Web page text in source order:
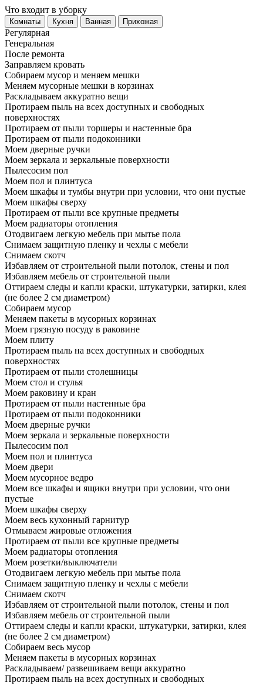
Что входит в уборку
Регу­лярная
Гене­ральная
После ремонта
Заправляем кровать
Собираем мусор и меняем мешки
Меняем мусорные мешки в корзинах
Раскладываем аккуратно вещи
Протираем пыль на всех доступных и свободных
поверхностях
Протираем от пыли торшеры и настенные бра
Протираем от пыли подоконники
Моем дверные ручки
Моем зеркала и зеркальные поверхности
Пылесосим пол
Моем пол и плинтуса
Моем шкафы и тумбы внутри при условии, что они пустые
Моем шкафы сверху
Протираем от пыли все крупные предметы
Моем радиаторы отопления
Отодвигаем легкую мебель при мытье пола
Снимаем защитную пленку и чехлы с мебели
Снимаем скотч
Избавляем от строительной пыли потолок, стены и пол
Избавляем мебель от строительной пыли
Оттираем следы и капли краски, штукатурки, затирки, клея
(не более 2 см диаметром)
Собираем мусор
Меняем пакеты в мусорных корзинах
Моем грязную посуду в раковине
Моем плиту
Протираем пыль на всех доступных и свободных
поверхностях
Протираем от пыли столешницы
Моем стол и стулья
Моем раковину и кран
Протираем от пыли настенные бра
Протираем от пыли подоконники
Моем дверные ручки
Моем зеркала и зеркальные поверхности
Пылесосим пол
Моем пол и плинтуса
Моем двери
Моем мусорное ведро
Моем все шкафы и ящики внутри при условии, что они
пустые
Моем шкафы сверху
Моем весь кухонный гарнитур
Отмываем жировые отложения
Протираем от пыли все крупные предметы
Моем радиаторы отопления
Моем розетки/выключатели
Отодвигаем легкую мебель при мытье пола
Снимаем защитную пленку и чехлы с мебели
Снимаем скотч
Избавляем от строительной пыли потолок, стены и пол
Избавляем мебель от строительной пыли
Оттираем следы и капли краски, штукатурки, затирки, клея
(не более 2 см диаметром)
Собираем весь мусор
Меняем пакеты в мусорных корзинах
Раскладываем/ развешиваем вещи аккуратно
Протираем пыль на всех доступных и свободных